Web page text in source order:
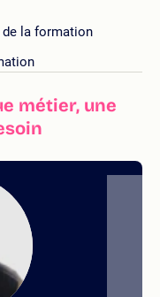
la formation
métier, une